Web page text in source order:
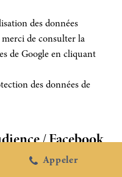
des données
de consulter la
de Google en cliquant
des données de
/ Facebook
Appeler